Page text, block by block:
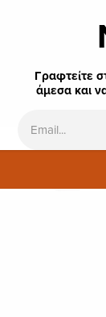
Γραφτείτε
άμεσα και